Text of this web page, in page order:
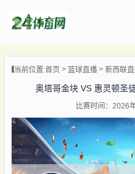
播
播
播
当前位置:首页 篮球直播 新西联
奥塔哥金块 VS 惠灵顿圣
比赛时间：2026